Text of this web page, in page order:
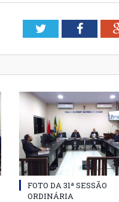
Twitter
FOTO DA 31ª SESSÃO
ORDINÁRIA